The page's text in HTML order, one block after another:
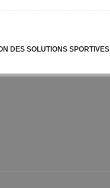
DES SOLUTIONS SPORTIVES